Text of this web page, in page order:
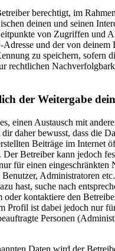
berechtigt, im
deinen und seinen
von Zugriffen und
Adresse und der von deinem
zu speichern, sofern
rechtlichen
der Weitergabe
einen Austausch mit
daher bewusst, dass die
Beiträge im Internet
Betreiber kann jedoch
für einen eingeschränkten
Administratoren
hast, suche nach
kontaktiere den
Profil ist dabei jedoch nur
Personen
Daten wird der